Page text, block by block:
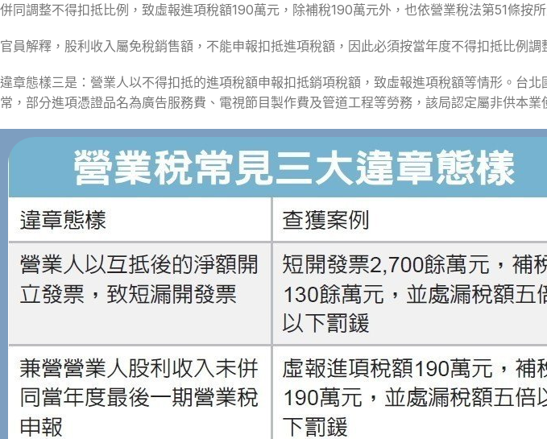
併同調整不得扣抵比例，致虛報進項稅額190萬元，除補稅190萬元外，也依營業稅法第51條按
官員解釋，股利收入屬免稅銷售額，不能申報扣抵進項稅額，因此必須按當年度不得扣抵比例調
違章態樣三是：營業人以不得扣抵的進項稅額申報扣抵銷項稅額，致虛報進項稅額等情形。台
常，部分進項憑證品名為廣告服務費、電視節目製作費及管道工程等勞務，該局認定屬非供本